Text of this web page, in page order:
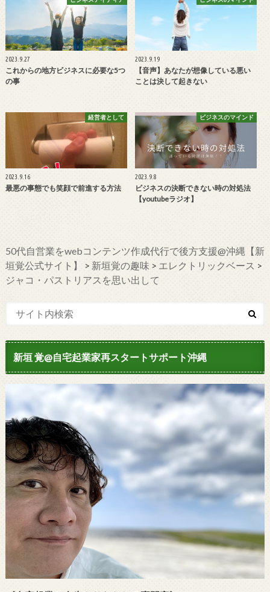
2023.9.27
これからの地方ビジネスに必要な5つ
の事
2023.9.19
【音声】あなたが想像している悪い
ことは決して起きない
経営者として
2023.9.16
最悪の事態でも笑顔で前進する方法
ビジネスのマインド
2023.9.8
ビジネスの決断できない時の対処法
【youtubeラジオ】
50代自営業をwebコンテンツ作成代行で後方支援@沖縄【新
垣覚公式サイト】
> 新垣覚の趣味 > エレクトリックベース >
ジャコ・パストリアスを思い出して
新垣 覚@自宅起業家再スタートサポート沖縄